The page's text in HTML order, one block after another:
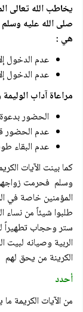
يخاطب الله تعالى
صلى الله عليه وسلم
هي :
عدم الدخول
عدم الدخول
مراعاة آداب
الحضور
عدم الحضور
عدم البقاء
كما بينت الآيات
وسلم فحرمت
المؤمنين خاصة في
طلبوا شيئاً من نساء
ستر وحجاب تطهيراً
الربية وصيانه لبيت
الكرينة من يحق لهم
أحدد
من الآيات الكريمة ما